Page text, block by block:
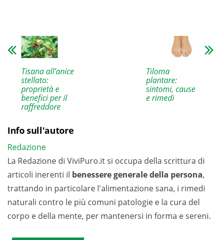
Tisana all’anice
stellato:
proprietà e
benefici per il
raffreddore
Tiloma
plantare:
sintomi, cause
e rimedi
Info sull'autore
Redazione
La Redazione di ViviPuro.it si occupa della scrittura di
articoli inerenti il benessere generale della persona,
trattando in particolare l'alimentazione sana, i rimedi
naturali contro le più comuni patologie e la cura del
corpo e della mente, per mantenersi in forma e sereni.